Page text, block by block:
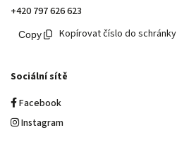
+420 797 626 623
Kopírovat číslo do schránky
Sociální sítě
Facebook
Instagram